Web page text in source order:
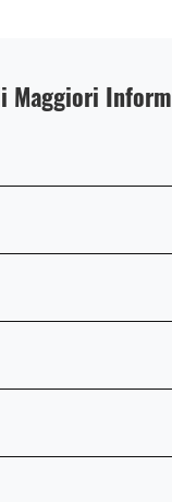
Maggiori